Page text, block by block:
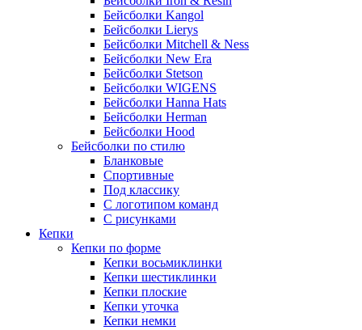
Бейсболки Kangol
Бейсболки Lierys
Бейсболки Mitchell & Ness
Бейсболки New Era
Бейсболки Stetson
Бейсболки WIGENS
Бейсболки Hanna Hats
Бейсболки Herman
Бейсболки Hood
Бейсболки по стилю
Бланковые
Спортивные
Под классику
С логотипом команд
С рисунками
Кепки
Кепки по форме
Кепки восьмиклинки
Кепки шестиклинки
Кепки плоские
Кепки уточка
Кепки немки